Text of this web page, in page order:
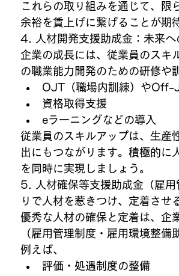
これらの取り組みを通じて、限
余裕を賃上げに繋げることが期
4. 人材開発支援助成金：未来へ
企業の成長には、従業員のスキ
の職業能力開発のための研修や
OJT（職場内訓練）やOff-
資格取得支援
eラーニングなどの導入
従業員のスキルアップは、生産
出にもつながります。積極的に
を同時に実現しましょう。
5. 人材確保等支援助成金（雇用
りで人材を惹きつけ、定着させ
優秀な人材の確保と定着は、企
（雇用管理制度・雇用環境整備
例えば、
評価・処遇制度の整備